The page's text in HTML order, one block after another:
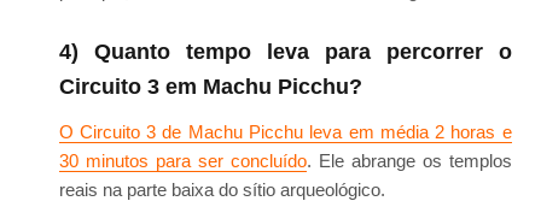
4) Quanto tempo leva para percorrer o
Circuito 3 em Machu Picchu?
O Circuito 3 de Machu Picchu leva em média 2 horas e
30 minutos para ser concluído. Ele abrange os templos
reais na parte baixa do sítio arqueológico.